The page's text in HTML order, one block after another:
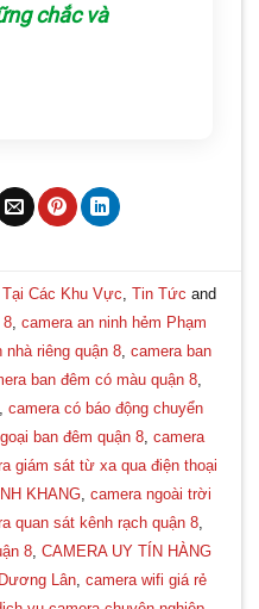
chắc và
Tại Các Khu Vực Tin Tức and
8 camera an ninh hẻm Phạm
nhà riêng quận 8 camera ban
ban đêm có màu quận 8
camera có báo động chuyển
ban đêm quận 8, camera
giám sát từ xa qua điện thoại
KHANG, camera ngoài trời
quan sát kênh rạch quận 8,
8, CAMERA UY TÍN HÀNG
Lân camera wifi giá rẻ